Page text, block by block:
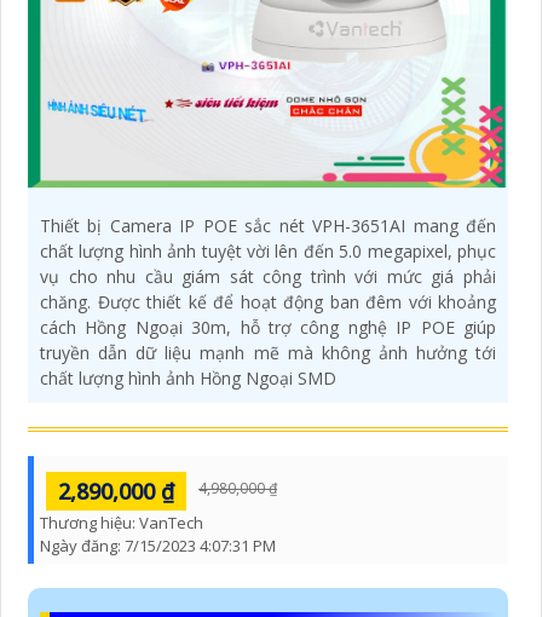
Thiết bị Camera IP POE sắc nét VPH-3651AI mang đến
chất lượng hình ảnh tuyệt vời lên đến 5.0 megapixel, phục
vụ cho nhu cầu giám sát công trình với mức giá phải
chăng. Được thiết kế để hoạt động ban đêm với khoảng
cách Hồng Ngoại 30m, hỗ trợ công nghệ IP POE giúp
truyền dẫn dữ liệu mạnh mẽ mà không ảnh hưởng tới
chất lượng hình ảnh Hồng Ngoại SMD
2,890,000 ₫ 4,980,000 ₫
Thương hiệu: VanTech
Ngày đăng: 7/15/2023 4:07:31 PM